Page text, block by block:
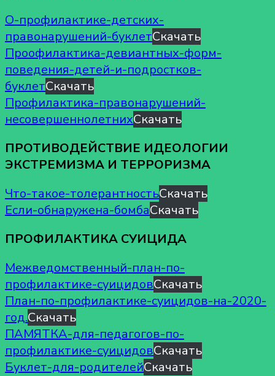
О-профилактике-детских-
правонарушений-буклетСкачать
Проофилактика-девиантных-форм-
поведения-детей-и-подростков-
буклетСкачать
Профилактика-правонарушений-
несовершеннолетнихСкачать
ПРОТИВОДЕЙСТВИЕ ИДЕОЛОГИИ
ЭКСТРЕМИЗМА И ТЕРРОРИЗМА
Что-такое-толерантностьСкачать
Если-обнаружена-бомбаСкачать
ПРОФИЛАКТИКА СУИЦИДА
Межведомственный-план-по-
профилактике-суицидовСкачать
План-по-профилактике-суицидов-на-2020-
год.Скачать
ПАМЯТКА-для-педагогов-по-
профилактике-суицидовСкачать
Буклет-для-родителейСкачать